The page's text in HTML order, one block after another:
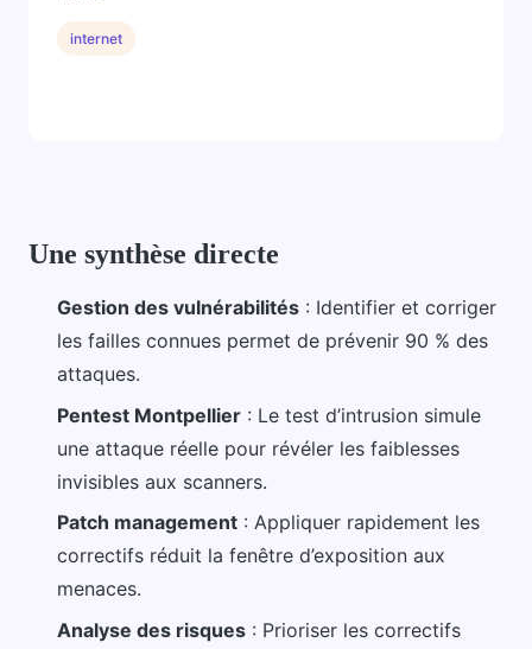
Une synthèse directe
Gestion des vulnérabilités : Identifier et corriger
les failles connues permet de prévenir 90 % des
attaques.
Pentest Montpellier : Le test d’intrusion simule
une attaque réelle pour révéler les faiblesses
invisibles aux scanners.
Patch management : Appliquer rapidement les
correctifs réduit la fenêtre d’exposition aux
menaces.
Analyse des risques : Prioriser les correctifs
internet